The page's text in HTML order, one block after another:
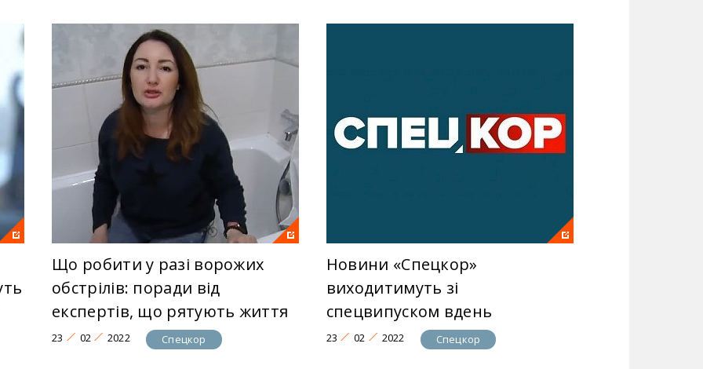
Що робити у разі ворожих
обстрілів: поради від
експертів, що рятують життя
23 02 2022 Спецкор
Новини «Спецкор»
виходитимуть зі
спецвипуском вдень
23 02 2022 Спецкор